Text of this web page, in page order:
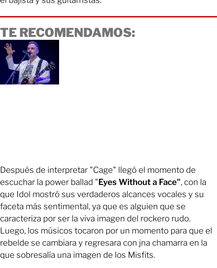
TE RECOMENDAMOS:
Después de interpretar "Cage" llegó el momento de
escuchar la power ballad "Eyes Without a Face", con la
que Idol mostró sus verdaderos alcances vocales y su
faceta más sentimental, ya que es alguien que se
caracteriza por ser la viva imagen del rockero rudo.
Luego, los músicos tocaron por un momento para que el
rebelde se cambiara y regresara con jna chamarra en la
que sobresalía una imagen de los Misfits.